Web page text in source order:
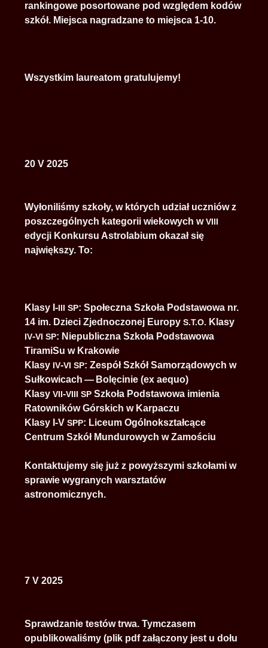
rankingowe posortowane pod względem kodów
szkół. Miejsca nagradzane to miejsca 1-10.
Wszystkim laureatom gratulujemy!
20 V 2025
Wyłoniliśmy szkoły, w których udział uczniów z
poszczególnych kategorii wiekowych wVIII
edycji Konkursu Astrolabium okazał się
największy. To:
Klasy I-III SP: Społeczna Szkoła Podstawowa nr.
14 im. Dzieci Zjednoczonej Europy S.T.O. Klasy
IV-VI SP: Niepubliczna Szkoła Podstawowa
TiramiSu w Krakowie
Klasy IV-VI SP: Zespół Szkół Samorządowych w
Sułkowicach — Bolęcinie (ex aequo)
Klasy VII-VIII SP Szkoła Podstawowa imienia
Ratowników Górskich w Karpaczu
Klasy I-V SPP: Liceum Ogólnokształcące
Centrum Szkół Mundurowych w Zamościu
Kontaktujemy się już z powyższymi szkołami w
sprawie wygranych warsztatów
astronomicznych.
7 V 2025
Sprawdzanie testów trwa. Tymczasem
opublikowaliśmy (plik pdf załączony jest u dołu